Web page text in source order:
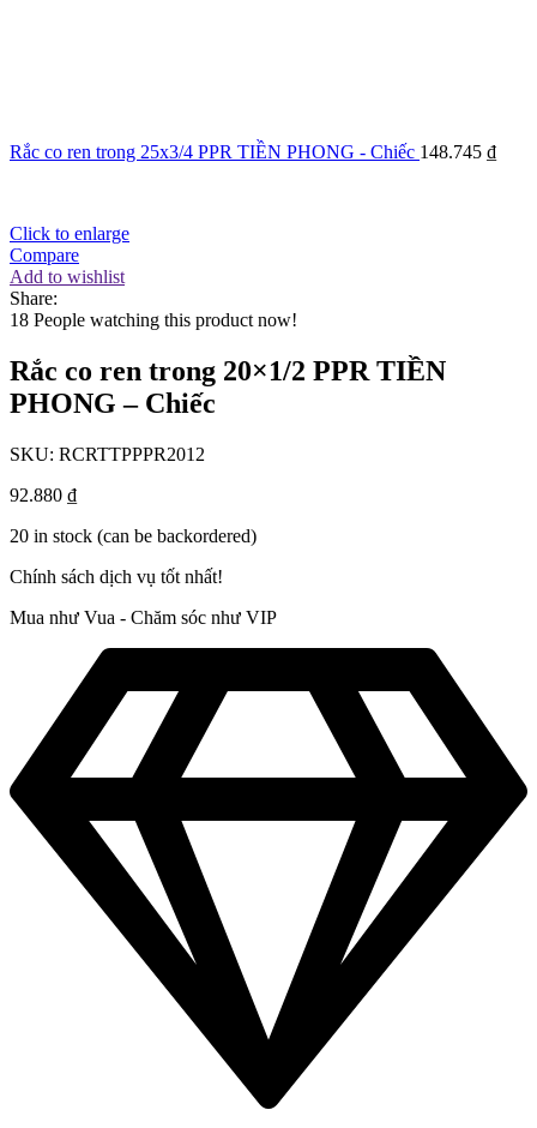
Rắc co ren trong 25x3/4 PPR TIỀN PHONG - Chiếc 148.745 ₫
Click to enlarge
Compare
Add to wishlist
Share:
18 People watching this product now!
Rắc co ren trong 20×1/2 PPR TIỀN
PHONG – Chiếc
SKU: RCRTTPPPR2012
92.880 ₫
20 in stock (can be backordered)
Chính sách dịch vụ tốt nhất!
Mua như Vua - Chăm sóc như VIP